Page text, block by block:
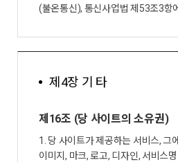
(불온통신), 통신사업법 제53조3항
제4장 기 타
제16조 (당 사이트의 소유권)
1. 당 사이트가 제공하는 서비스, 그
이미지, 마크, 로고, 디자인, 서비스